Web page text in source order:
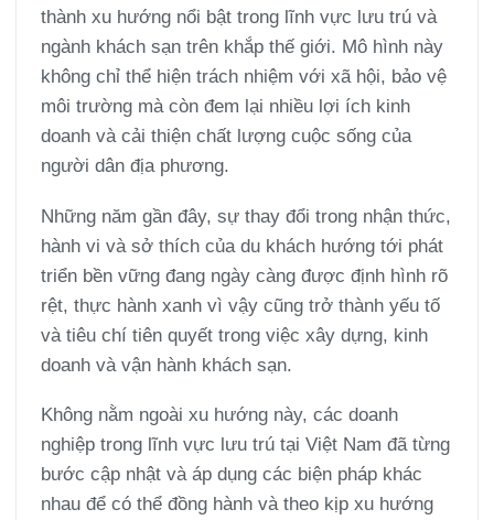
thành xu hướng nổi bật trong lĩnh vực lưu trú và
ngành khách sạn trên khắp thế giới. Mô hình này
không chỉ thể hiện trách nhiệm với xã hội, bảo vệ
môi trường mà còn đem lại nhiều lợi ích kinh
doanh và cải thiện chất lượng cuộc sống của
người dân địa phương.
Những năm gần đây, sự thay đổi trong nhận thức,
hành vi và sở thích của du khách hướng tới phát
triển bền vững đang ngày càng được định hình rõ
rệt, thực hành xanh vì vậy cũng trở thành yếu tố
và tiêu chí tiên quyết trong việc xây dựng, kinh
doanh và vận hành khách sạn.
Không nằm ngoài xu hướng này, các doanh
nghiệp trong lĩnh vực lưu trú tại Việt Nam đã từng
bước cập nhật và áp dụng các biện pháp khác
nhau để có thể đồng hành và theo kịp xu hướng